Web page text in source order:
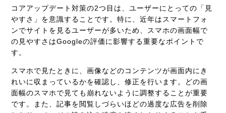
コアアップデート対策の2つ目は、ユーザーにとっての「見
やすさ」を意識することです。特に、近年はスマートフォ
ンでサイトを見るユーザーが多いため、
スマホの画面幅で
の見やすさはGoogleの評価に影響する重要なポイント で
す。
スマホで見たときに、画像などのコンテンツが画面内にき
れいに収まっているかを確認し、修正を行います。どの画
面幅のスマホで見ても崩れないように調整することが重要
です。また、記事を閲覧しづらいほどの過度な広告を削除